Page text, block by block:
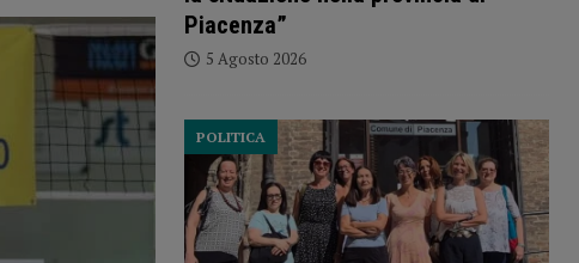
Piacenza”
5 Agosto 2026
POLITICA